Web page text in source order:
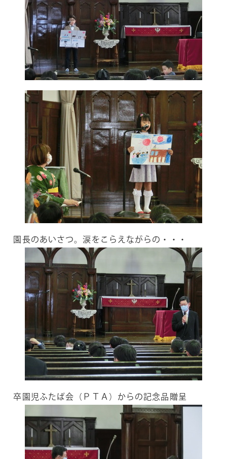
園長のあいさつ。涙をこらえながらの・・・
卒園児ふたば会（ＰＴＡ）からの記念品贈呈